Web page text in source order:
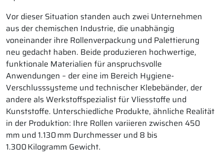
Vor dieser Situation standen auch zwei Unternehmen
aus der chemischen Industrie, die unabhängig
voneinander ihre Rollenverpackung und Palettierung
neu gedacht haben. Beide produzieren hochwertige,
funktionale Materialien für anspruchsvolle
Anwendungen – der eine im Bereich Hygiene-
Verschlusssysteme und technischer Klebebänder, der
andere als Werkstoffspezialist für Vliesstoffe und
Kunststoffe. Unterschiedliche Produkte, ähnliche Realität
in der Produktion: Ihre Rollen variieren zwischen 450
mm und 1.130 mm Durchmesser und 8 bis
1.300 Kilogramm Gewicht.